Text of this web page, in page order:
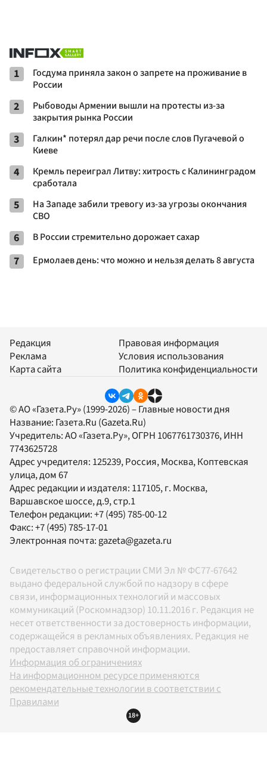
1
Госдума приняла закон о запрете на проживание в
России
2
Рыбоводы Армении вышли на протесты из-за
закрытия рынка России
3
Галкин* потерял дар речи после слов Пугачевой о
Киеве
4
Кремль переиграл Литву: хитрость с Калининградом
сработала
5
На Западе забили тревогу из-за угрозы окончания
СВО
6 В России стремительно дорожает сахар
7 Ермолаев день: что можно и нельзя делать 8 августа
Редакция
Реклама
Карта сайта
Правовая информация
Условия использования
Политика конфиденциальности
© АО «Газета.Ру» (1999-2026) – Главные новости дня
Название: Газета.Ru (Gazeta.Ru)
Учредитель:АО «Газета.Ру», ОГРН 1067761730376, ИНН
7743625728
Адрес учредителя: 125239, Россия, Москва, Коптевская
улица, дом 67
Адрес редакции и издателя: 117105, г. Москва,
Варшавское шоссе, д.9, стр.1
Телефон редакции:+7 (495) 785-00-12
Факс:+7 (495) 785-17-01
Электронная почта: gazeta@gazeta.ru
Свидетельство о регистрации СМИ Эл № ФС77-67642
выдано федеральной службой по надзору в сфере
связи, информационных технологий и массовых
коммуникаций (Роскомнадзор) 10.11.2016 г. Редакция не
несет ответственности за достоверность информации,
содержащейся в рекламных объявлениях. Редакция не
предоставляет справочной информации.
Информация об ограничениях
На информационном ресурсе применяются
рекомендательные технологии в соответствии с
Правилами
18+